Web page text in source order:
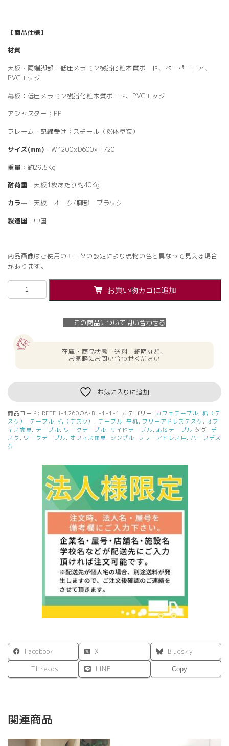
【商品仕様】
材質
天板・両端脚部：低圧メラミン樹脂化粧木質ボード、ペーパーコア、
PVCエッジ
幕板：低圧メラミン樹脂化粧木質ボード、PVCエッジ
アジャスター：PP
フレーム・配線受け：スチール（粉体塗装）
サイズ(mm) ：W1200xD600xH720
重量 ：約29.5Kg
耐荷重 ：天板1枚あたり約40Kg
カラー ：天板 オーク/脚部 ブラック
製造国 ：中国
商品画像はご使用のモニタの設定により現物の色と異なって見える場合
があります。
【法
リ
ー
フ
リ
ー
ア
ク
脚
RFTFH-
1260OA-
お買い物カゴに追加
この商品について問い合わせる
在庫・商品状態・送料・納期など、
お気軽にお問い合わせください
お気に入りに追加
商品コード: RFTFH-1260OA-BL-1-1-1 カテゴリー: カフェテーブル, 机（デ
スク） , テーブル,机（デスク） , テーブル,平机 , フリーアドレスデスク , オフ
ィス家具, テーブル, ワークテーブル, サイドテーブル,応接テーブル タグ: デ
スク , ワークテーブル, オフィス家具 , シンプル, フリーアドレス用, ハーフデス
ク
Facebook X
Bluesky
Threads
LINE Copy
関連商品